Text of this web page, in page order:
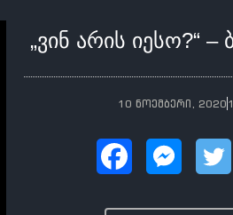
„ვინ არის იესო?“
10 ნოემბერი, 2020